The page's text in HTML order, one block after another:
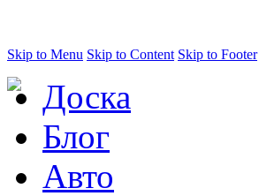
Skip to Menu Skip to Content Skip to Footer
Доска
Блог
Авто